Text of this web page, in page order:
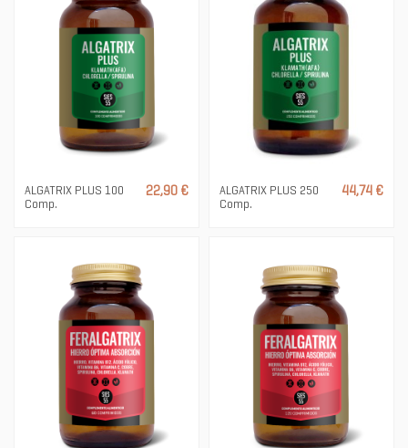
ALGATRIX PLUS 100
Comp.
22,90 €
ALGATRIX PLUS 250
Comp.
44,74 €